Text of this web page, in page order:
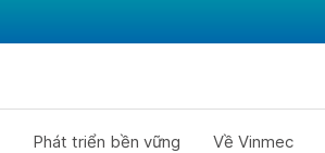
Phát triển bền vững Về Vinmec